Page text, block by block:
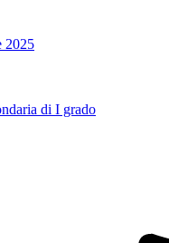
2025
di I grado